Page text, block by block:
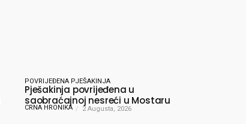
POVRIJEĐENA PJEŠAKINJA
Pješakinja povrijeđena u
saobraćajnoj nesreći u Mostaru
CRNA HRONIKA 2 Augusta, 2026